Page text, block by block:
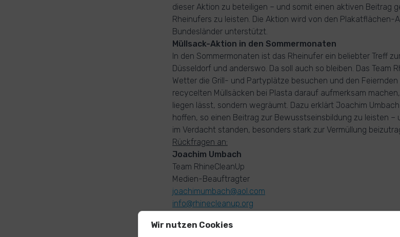
dieser Aktion zu beteiligen – und somit einen aktiven Beitrag
Rheinufers zu leisten. Die Aktion wird von den Plakatflächen-
Bundesländer unterstützt.
Müllsack-Aktion in den Sommermonaten
In den Sommermonaten ist das Rheinufer ein beliebter Treff
Düsseldorf und anderswo. Da soll auch so bleiben. Das Team
Wetter die Grill- und Partyplätze besuchen und den
recycelten Müllsäcken bei Plasta darauf aufmerksam
liegen lässt, sondern wegräumt. Dazu erklärt Joachim Umbach
hoffen, so einen Beitrag zur Bewusstseinsbildung zu leisten –
im Verdacht standen, besonders stark zur Vermüllung
Rückfragen an:
Joachim Umbach
Team RhineCleanUp
Medien-Beauftragter
joachimumbach@aol.com
info@rhinecleanup.org
Wir nutzen Cookies